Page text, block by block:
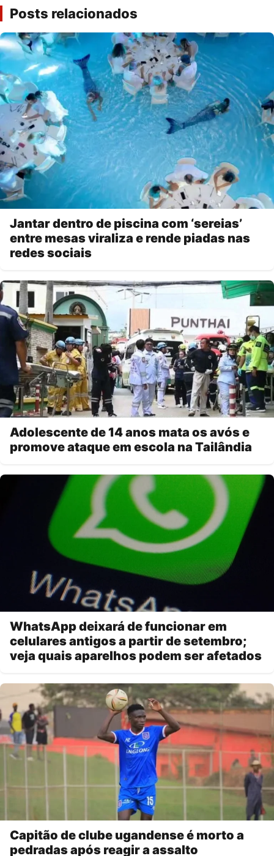
Posts relacionados
Jantar dentro de piscina com ‘sereias’
entre mesas viraliza e rende piadas nas
redes sociais
Adolescente de 14 anos mata os avós e
promove ataque em escola na Tailândia
WhatsApp deixará de funcionar em
celulares antigos a partir de setembro;
veja quais aparelhos podem ser afetados
Capitão de clube ugandense é morto a
pedradas após reagir a assalto